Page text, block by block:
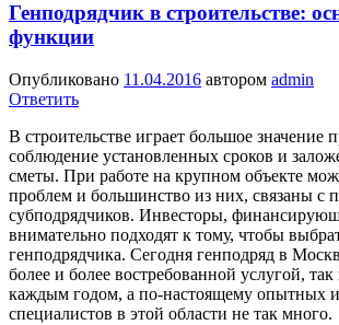
Генподрядчик в строительстве:
функции
Опубликовано 11.04.2016 автором admin
Ответить
В строительстве играет большое значение
соблюдение установленных сроков и
сметы. При работе на крупном объекте
проблем и большинство из них, связаны с
субподрядчиков. Инвесторы,
внимательно подходят к тому, чтобы
генподрядчика. Сегодня генподряд в
более и более востребованной услугой, так
каждым годом, а по-настоящему опытных
специалистов в этой области не так много.